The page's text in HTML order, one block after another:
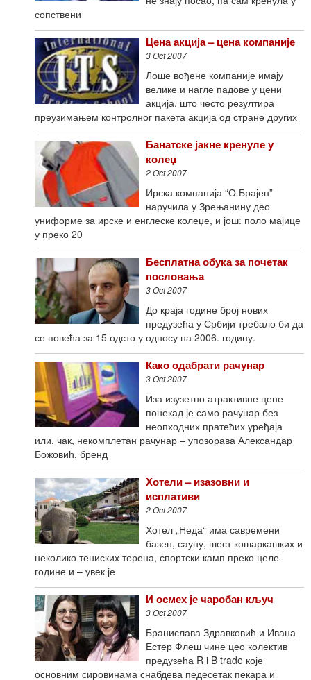
сопствени
Цена акција – цена компаније
3 Oct 2007
Лоше вођене компаније имају
велике и нагле падове у цени
акција, што често резултира
преузимањем контролног пакета акција од стране других
Банатске јакне кренуле у
колеџ
2 Oct 2007
Ирска компанија “О Брајен”
наручила у Зрењанину део
униформе за ирске и енглеске колеџе, и још: поло мајице
у преко 20
Бесплатна обука за почетак
пословања
3 Oct 2007
До краја године број нових
предузећа у Србији требало би да
се повећа за 15 одсто у односу на 2006. годину.
Како одабрати рачунар
3 Oct 2007
Иза изузетно атрактивне цене
понекад је само рачунар без
неопходних пратећих уређаја
или, чак, некомплетан рачунар – упозорава Александар
Божовић, бренд
Хотели – изазовни и
исплативи
2 Oct 2007
Хотел „Неда“ има савремени
базен, сауну, шест кошаркашких и
неколико тениских терена, спортски камп преко целе
године и – увек је
И осмех је чаробан кључ
3 Oct 2007
Бранислава Здравковић и Ивана
Естер Флеш чине цео колектив
предузећа R i B trade које
основним сировинама снабдева педесетак пекара и